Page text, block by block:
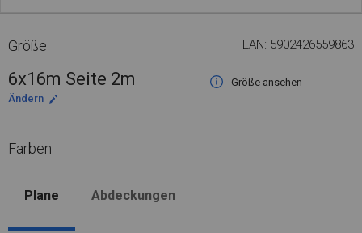
Größe EAN: 5902426559863
6x16m Seite 2m
Größe ansehen
Ändern
Farben
Plane Abdeckungen